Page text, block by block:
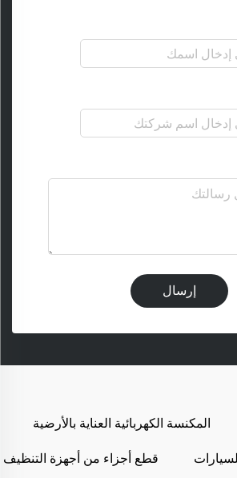
إرسال
المكنسة الكهربائية العناية بالأرضية
قطع أجزاء من أجهزة التنظيف